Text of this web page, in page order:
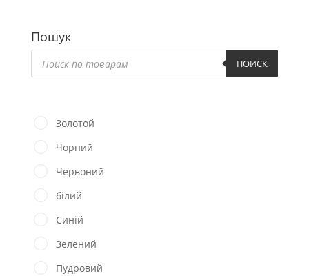
Пошук
Пошук
товарів ПОИСК
Золотой
Чорний
Червоний
білий
Синій
Зелений
Пудровий